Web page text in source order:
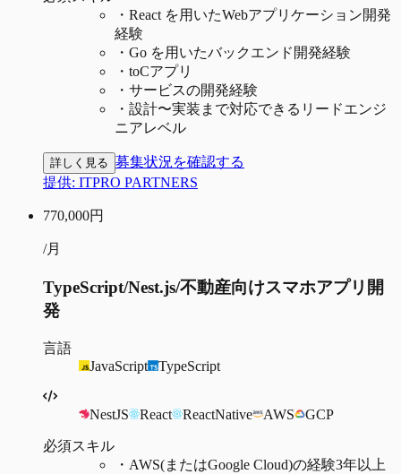
・ React を用いたWebアプリケーション開発
経験
・ Go を用いたバックエンド開発経験
・ toCアプリ
・ サービスの開発経験
・ 設計〜実装まで対応できるリードエンジ
ニアレベル
詳しく見る 募集状況を確認する
提供: ITPRO PARTNERS
770,000円
/月
TypeScript/Nest.js/不動産向けスマホアプリ開
発
言語
JavaScript
TypeScript
NestJS React ReactNative AWS GCP
必須スキル
・ AWS(またはGoogle Cloud)の経験3年以上